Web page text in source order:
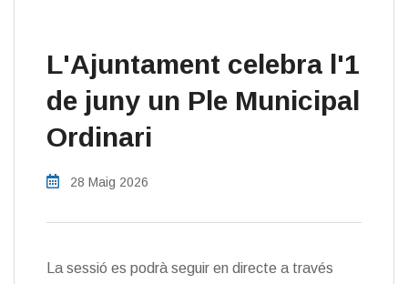
L'Ajuntament celebra l'1
de juny un Ple Municipal
Ordinari
28 Maig 2026
La sessió es podrà seguir en directe a través